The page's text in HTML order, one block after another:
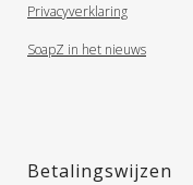
Privacyverklaring
SoapZ in het nieuws
Betalingswijzen